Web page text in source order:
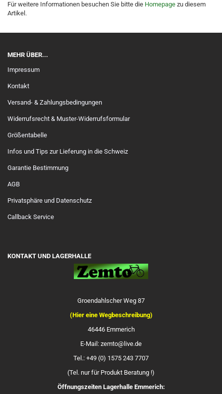
Für weitere Informationen besuchen Sie bitte die Homepage zu diesem
Artikel.
MEHR ÜBER...
Impressum
Kontakt
Versand- & Zahlungsbedingungen
Widerrufsrecht & Muster-Widerrufsformular
Größentabelle
Infos und Tips zur Lieferung in die Schweiz
Garantie Bestimmung
AGB
Privatsphäre und Datenschutz
Callback Service
KONTAKT UND LAGERHALLE
Groendahlscher Weg 87
(Hier eine Wegbeschreibung)
46446 Emmerich
E-Mail: zemto@live.de
Tel.: +49 (0) 1575 243 7707
(Tel. nur für Produkt Beratung !)
Öffnungszeiten Lagerhalle Emmerich: